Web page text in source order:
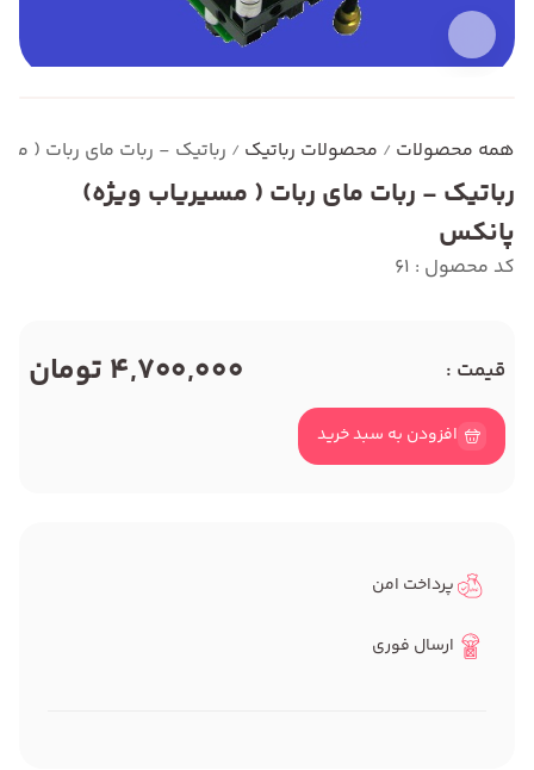
همه محصولات / محصولات رباتیک / رباتیک - ربات مای ربات (
رباتیک - ربات مای ربات ( مسیریاب ویژه)
پانکس
کد محصول : 61
قیمت : 4,700,000 تومان
افزودن به سبد خرید
پرداخت امن
ارسال فوری